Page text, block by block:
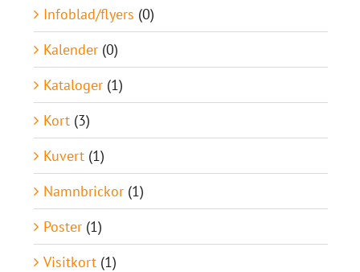
Infoblad/flyers (0)
Kalender (0)
Kataloger (1)
Kort (3)
Kuvert (1)
Namnbrickor (1)
Poster (1)
Visitkort (1)